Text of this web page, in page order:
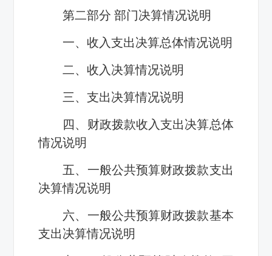
第二部分 部门决算情况说明
一、收入支出决算总体情况说明
二、收入决算情况说明
三、支出决算情况说明
四、财政拨款收入支出决算总体
情况说明
五、一般公共预算财政拨款支出
决算情况说明
六、一般公共预算财政拨款基本
支出决算情况说明